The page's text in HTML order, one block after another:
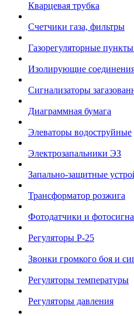
Кварцевая трубка
Счетчики газа, фильтры
Газорегуляторные
Изолирующие
Сигнализаторы
Диаграммная бумага
Элеваторы водоструйные
Электрозапальники ЭЗ
Запально-защитные
Трансформатор розжига
Фотодатчики и
Регуляторы Р-25
Звонки громкого боя и
Регуляторы температуры
Регуляторы давления